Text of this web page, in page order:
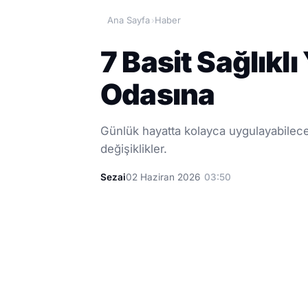
Ana Sayfa ›Haber
7 Basit
Odasına
Günlük hayatta kolayca
değişiklikler.
Sezai02 Haziran 2026 03:50